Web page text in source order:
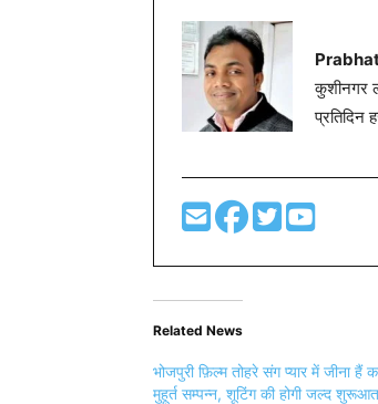
कुशीनगर
प्रतिदिन
Related News
भोजपुरी फ़िल्म तोहरे संग प्यार में जीना हैं
मुहूर्त सम्पन्न, शूटिंग की होगी जल्द शुरूआत